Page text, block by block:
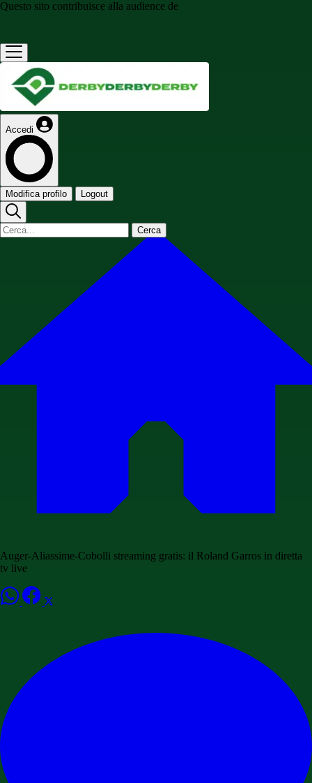
Questo sito contribuisce alla audience de
Accedi
Modifica profilo Logout
Cerca
Auger-Aliassime-Cobolli streaming gratis: il Roland Garros in diretta
tv live